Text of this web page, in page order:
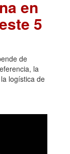
en
5
de
la
logística de